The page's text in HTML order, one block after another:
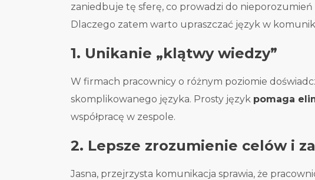
zaniedbuje tę sferę, co prowadzi do nieporozumień
Dlaczego zatem warto upraszczać język w
1. Unikanie „klątwy wiedzy”
W firmach pracownicy o różnym poziomie
skomplikowanego języka. Prosty język pomaga
współpracę w zespole.
2. Lepsze zrozumienie celów i
Jasna, przejrzysta komunikacja sprawia, że